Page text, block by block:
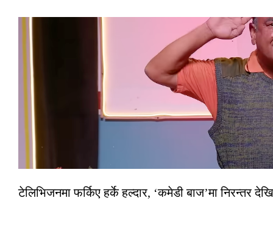
टेलिभिजनमा फर्किए हर्के हल्दार, ‘कमेडी बाज’मा निरन्तर